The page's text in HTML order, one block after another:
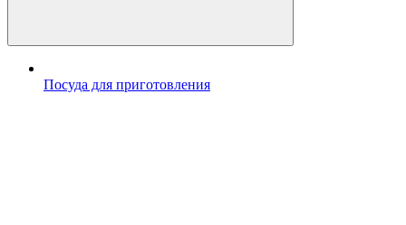
Посуда для приготовления